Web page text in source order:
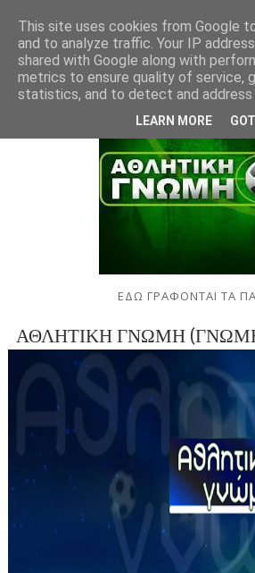
ΕΔΩ ΓΡΑΦΟΝΤΑΙ ΤΑ
ΑΘΛΗΤΙΚΗ ΓΝΩΜΗ
This site uses cookies from Google
and to analyze traffic. Your IP
shared with Google along with
metrics to ensure quality of service,
statistics, and to detect and address
LEARN MORE